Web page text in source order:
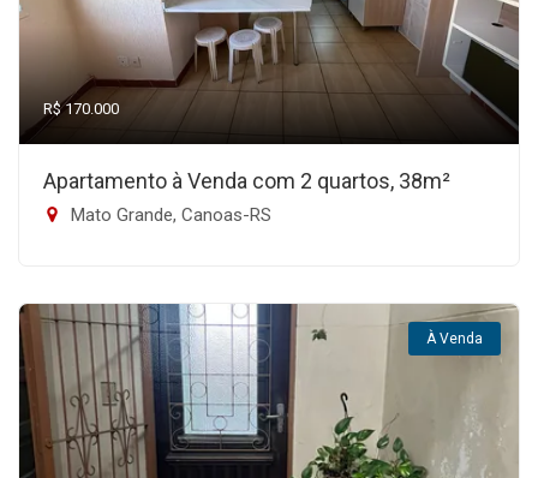
R$ 170.000
Apartamento à Venda com 2 quartos, 38m²
Mato Grande, Canoas-RS
À Venda